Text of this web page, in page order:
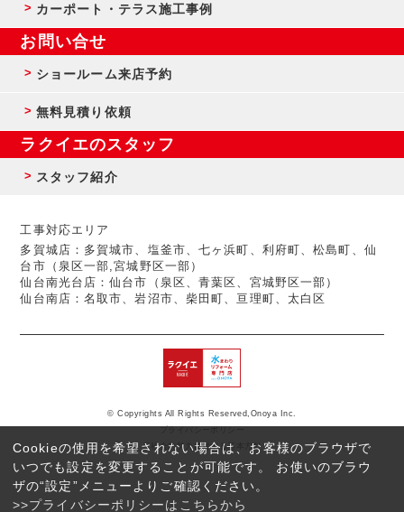
Cookieの使用を希望されない場合は、お客様のブラウザで
いつでも設定を変更することが可能です。 お使いのブラウ
ザの“設定”メニューよりご確認ください。
>>プライバシーポリシーはこちらから
反社会的勢力に対する基本方針
© Copyrights All Rights Reserved,Onoya Inc.
カーポート・テラス施工事例
お問い合せ
ショールーム来店予約
無料見積り依頼
ラクイエのスタッフ
スタッフ紹介
工事対応エリア
多賀城店：多賀城市、塩釜市、七ヶ浜町、利府町、松島町、仙
台市（泉区一部,宮城野区一部）
仙台南光台店：仙台市（泉区、青葉区、宮城野区一部）
仙台南店：名取市、岩沼市、柴田町、亘理町、太白区